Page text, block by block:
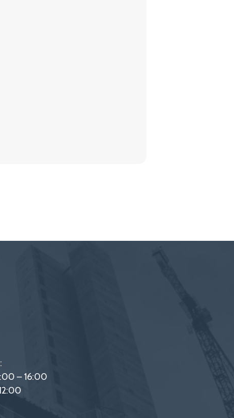
– 16:00